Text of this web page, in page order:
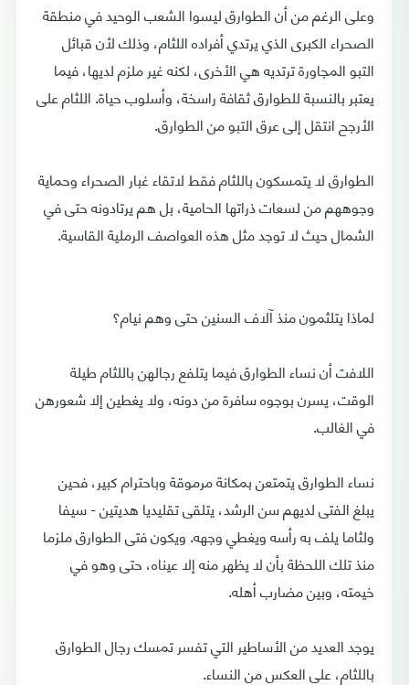
وعلى الرغم من أن الطوارق ليسوا الشعب الوحيد في منطقة
الصحراء الكبرى الذي يرتدي أفراده اللثام، وذلك لأن قبائل
التبو المجاورة ترتديه هي الأخرى، لكنه غير ملزم لديها، فيما
يعتبر بالنسبة للطوارق ثقافة راسخة، وأسلوب حياة. اللثام على
الأرجح انتقل إلى عرق التبو من الطوارق.
الطوارق لا يتمسكون باللثام فقط لاتقاء غبار الصحراء وحماية
وجوههم من لسعات ذراتها الحامية، بل هم يرتادونه حتى في
الشمال حيث لا توجد مثل هذه العواصف الرملية القاسية.
لماذا يتلثمون منذ آلاف السنين حتى وهم نيام؟
اللافت أن نساء الطوارق فيما يتلفع رجالهن باللثام طيلة
الوقت، يسرن بوجوه سافرة من دونه، ولا يغطين إلا شعورهن
في الغالب.
نساء الطوارق يتمتعن بمكانة مرموقة وباحترام كبير، فحين
يبلغ الفتى لديهم سن الرشد، يتلقى تقليديا هديتين - سيفا
ولثاما يلف به رأسه ويغطي وجهه. ويكون فتى الطوارق ملزما
منذ تلك اللحظة بأن لا يظهر منه إلا عيناه، حتى وهو في
خيمته، وبين مضارب أهله.
يوجد العديد من الأساطير التي تفسر تمسك رجال الطوارق
باللثام، على العكس من النساء.